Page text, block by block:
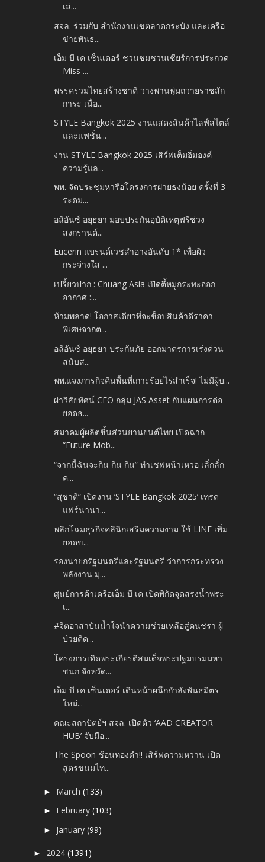
เล่...
สจล. ร่วมกับ สำนักงานเขตลาดกระบัง และเครือ
ข่ายพันธ...
เอ็ม บี เค เซ็นเตอร์ ชวนชมชวนเชียร์การประกวด
Miss ...
พรรครวมไทยสร้างชาติ วางพานพุ่มถวายราชสัก
การะ เนื่อ...
STYLE Bangkok 2025 งานแสดงสินค้าไลฟ์สไตล์
และแฟชั่น...
งาน STYLE Bangkok 2025 เสิร์ฟเต็มอิ่มองค์
ความรู้แล...
พพ. จัดประชุมหารือโครงการฝายธงน้อย ครั้งที่ 3
ระดม...
อลิอันซ์ อยุธยา มอบประกันอุบัติเหตุฟรีช่วง
สงกรานต์...
Eucerin แบรนด์เวชสำอางอันดับ 1* เพื่อผิว
กระจ่างใส ...
เปรี้ยวปาก : Chuang Asia เปิดตี้หมูกระทะออก
อากาศ :...
ห้ามพลาด! โอกาสเดียวที่จะช็อปสินค้าดีราคา
พิเศษจากต...
อลิอันซ์ อยุธยา ประกันภัย ออกมาตรการเร่งด่วน
สนับส...
พพ.แจงภารกิจคืนพื้นที่เกาะร้อยไร่สำเร็จ! ไม่มีผู้บ...
ผ่าวิสัยทัศน์ CEO กลุ่ม JAS Asset กับแผนการต่อ
ยอดธ...
สมาคมผู้ผลิตชิ้นส่วนยานยนต์ไทย เปิดฉาก
“Future Mob...
“จากนี้ฉันจะกิน กิน กิน” ทำเชฟหน้าเหวอ เลิ่กลั่ก
ค...
“สุชาติ“ เปิดงาน ‘STYLE Bangkok 2025’ เทรด
แฟร์นานา...
พลิกโฉมธุรกิจคลินิกเสริมความงาม ใช้ LINE เพิ่ม
ยอดข...
รองนายกรัฐมนตรีและรัฐมนตรี ว่าการกระทรวง
พลังงาน มุ...
ศูนย์การค้าเครือเอ็ม บี เค เปิดพิกัดจุดสรงน้ำพระ
เ...
#จิตอาสาปันน้ำใจนำความช่วยเหลือสู่คนชรา ผู้
ป่วยติด...
โครงการเทิดพระเกียรติสมเด็จพระปฐมบรมมหา
ชนก จังหวัด...
เอ็ม บี เค เซ็นเตอร์ เดินหน้าผนึกกำลังพันธมิตร
ใหม่...
คณะสถาปัตย์ฯ สจล. เปิดตัว ‘AAD CREATOR
HUB’ จับมือ...
The Spoon ช้อนทองคำ!! เสิร์ฟความหวาน เปิด
สูตรขนมไท...
► March(133)
► February(103)
► January(99)
► 2024(1391)